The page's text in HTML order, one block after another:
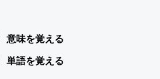
意味を覚える
単語を覚える